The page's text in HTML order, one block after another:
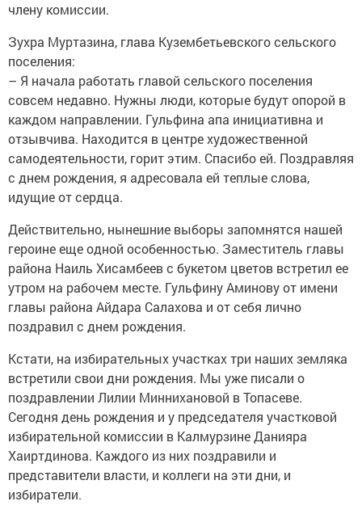
члену комиссии.
Зухра Муртазина, глава Кузембетьевского сельского
поселения:
– Я начала работать главой сельского поселения
совсем недавно. Нужны люди, которые будут опорой в
каждом направлении. Гульфина апа инициативна и
отзывчива. Находится в центре художественной
самодеятельности, горит этим. Спасибо ей. Поздравляя
с днем рождения, я адресовала ей теплые слова,
идущие от сердца.
Действительно, нынешние выборы запомнятся нашей
героине еще одной особенностью. Заместитель главы
района Наиль Хисамбеев с букетом цветов встретил ее
утром на рабочем месте. Гульфину Аминову от имени
главы района Айдара Салахова и от себя лично
поздравил с днем рождения.
Кстати, на избирательных участках три наших земляка
встретили свои дни рождения. Мы уже писали о
поздравлении Лилии Миннихановой в Топасеве.
Сегодня день рождения и у председателя участковой
избирательной комиссии в Калмурзине Данияра
Хаиртдинова. Каждого из них поздравили и
представители власти, и коллеги на эти дни, и
избиратели.